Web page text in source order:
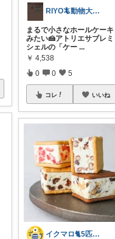
RIYO🦎動物大好き女です。
まるで小さなホールケーキ
みたい🍰アトリエサブレミ
シェルの「ケー ...
￥ 4,538
0 0 5
コレ いいね
イクマロ🐈5匹の猫とおうちカフェ☕️